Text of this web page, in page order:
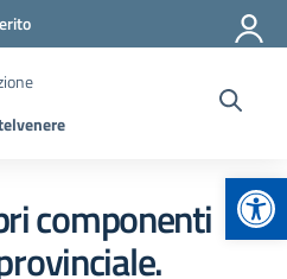
componenti